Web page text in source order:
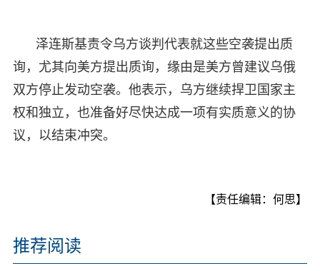
泽连斯基责令乌方谈判代表就这些空袭提出质
询，尤其向美方提出质询，缘由是美方曾建议乌俄
双方停止发动空袭。他表示，乌方继续捍卫国家主
权和独立，也准备好尽快达成一项有实质意义的协
议，以结束冲突。
【责任编辑：何思】
推荐阅读